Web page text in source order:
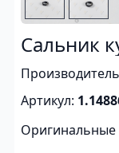
Сальник
Артикул:
Оригинальные